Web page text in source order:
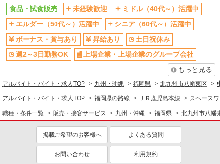
食品・試食販売 未経験歓迎
ミドル（40代～）活躍中
エルダー（50代～）活躍中
シニア（60代～）活躍中
ボーナス・賞与あり
昇給あり
土日祝休み
週2～3日勤務OK
上場企業・上場企業のグループ会社
もっと見る
アルバイト・バイト・求人TOP 九州・沖縄 福岡県 北九州市八幡東区
アルバイト・バイト・求人TOP 福岡県の路線 ＪＲ鹿児島本線 スペース
職種・条件一覧 販売・接客サービス 九州・沖縄 福岡県 北九州市八幡
掲載ご希望のお客様へ よくある質問
お問い合わせ 利用規約